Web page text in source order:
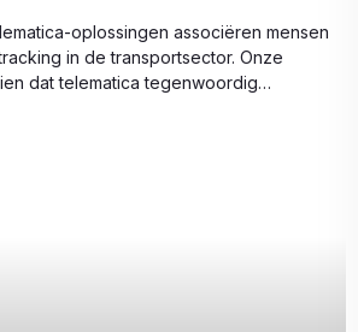
oplossingen associëren mensen
in de transportsector. Onze
dat telematica tegenwoordig